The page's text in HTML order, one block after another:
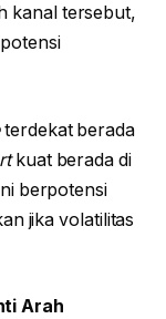
kanal tersebut,
terdekat berada
kuat berada di
berpotensi
jika volatilitas
Arah